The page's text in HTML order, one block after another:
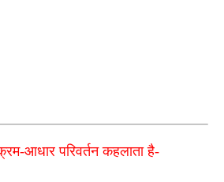
आधार परिवर्तन कहलाता है-